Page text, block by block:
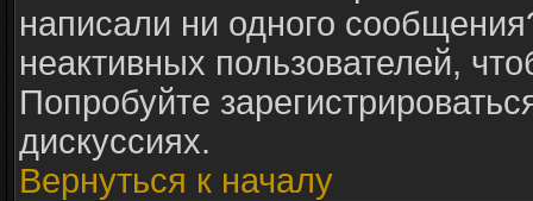
написали ни одного
неактивных пользователей,
Попробуйте
дискуссиях.
Вернуться к началу